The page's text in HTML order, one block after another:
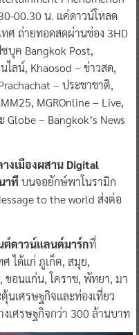
00.30 น. แค่ดาวน์โหลด
ศ ถ่ายทอดสดผ่านช่อง 3HD
บุค Bangkok Post,
ไลน์, Khaosod – ข่าวสด,
– ประชาชาติ,
MGROnline – Live,
Globe – Bangkok’s News
งเมืองผสาน Digital
าที บนจอยักษ์พาโนรามิก
to the world ส่งต่อ
ต์ดาวน์แลนด์มาร์กที่
ได้แก่ ภูเก็ต, สมุย,
ขอนแก่น, โคราช, พัทยา, มา
นเศรษฐกิจและท่องเที่ยว
งเศรษฐกิจกว่า 300 ล้านบาท